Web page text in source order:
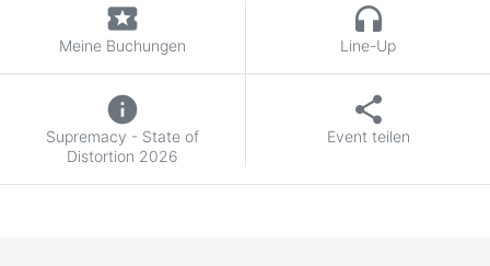
local_activity
Meine Buchungen
headphones
Line-Up
info
Supremacy - State of
Distortion 2026
share
Event teilen